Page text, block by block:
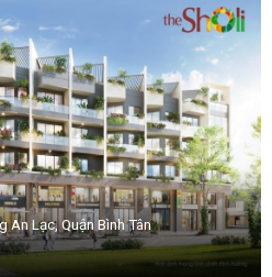
Lạc, Quận Bình Tân